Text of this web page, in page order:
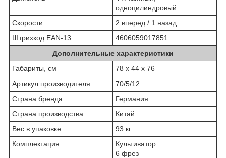
одноцилиндровый
Скорости
2 вперед / 1 назад
Штрихкод EAN-13
4606059017851
Дополнительные характеристики
Габариты, см
78 х 44 х 76
Артикул производителя
70/5/12
Страна бренда
Германия
Страна производства
Китай
Вес в упаковке
93 кг
Комплектация
Культиватор
6 фрез